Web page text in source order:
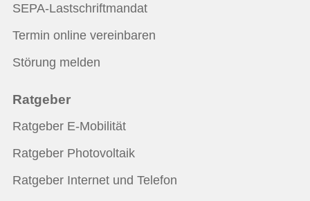
SEPA-Lastschriftmandat
Termin online vereinbaren
Störung melden
Ratgeber
Ratgeber E-Mobilität
Ratgeber Photovoltaik
Ratgeber Internet und Telefon